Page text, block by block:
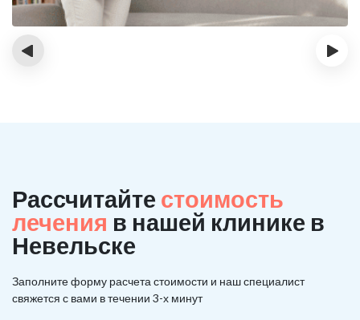
‹ ›
Рассчитайте стоимость
лечения в нашей клинике в
Невельске
Заполните форму расчета стоимости и нашспециалист
свяжется с вами в течении 3-х минут